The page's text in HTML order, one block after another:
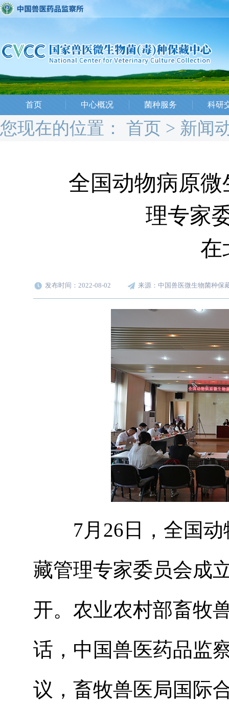
首页 中心概况 菌种服务 科研
您现在的位置： 首页 > 新闻
全国动物病原
理专家
在
发布时间：2022-08-02 来源：中国兽医微生物菌种保
7月26日，全国动
藏管理专家委员会成
开。农业农村部畜牧
话，中国兽医药品监
议，畜牧兽医局国际